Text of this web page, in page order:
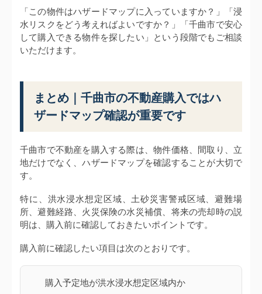
「この物件はハザードマップに入っていますか？」「浸
水リスクをどう考えればよいですか？」「千曲市で安心
して購入できる物件を探したい」という段階でもご相談
いただけます。
まとめ｜千曲市の不動産購入ではハ
ザードマップ確認が重要です
千曲市で不動産を購入する際は、物件価格、間取り、立
地だけでなく、ハザードマップを確認することが大切で
す。
特に、洪水浸水想定区域、土砂災害警戒区域、避難場
所、避難経路、火災保険の水災補償、将来の売却時の説
明は、購入前に確認しておきたいポイントです。
購入前に確認したい項目は次のとおりです。
購入予定地が洪水浸水想定区域内か